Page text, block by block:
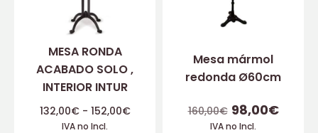
MESA RONDA
ACABADO SOLO ,
INTERIOR INTUR
132,00€ - 152,00€
IVA no Incl.
Mesa mármol
redonda Ø60cm
160,00€ 98,00€
IVA no Incl.